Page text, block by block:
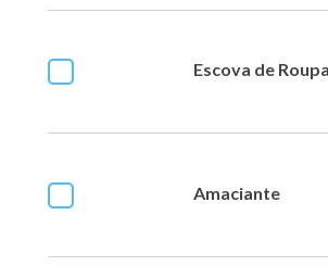
Escova de Roupa
Amaciante